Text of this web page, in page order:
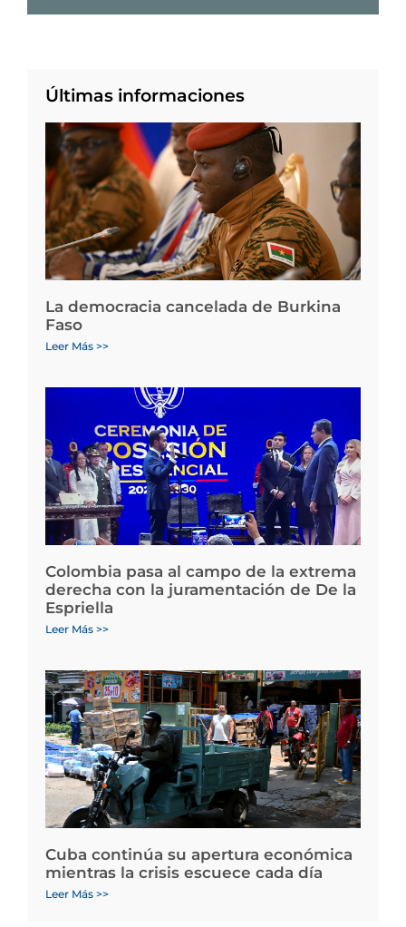
Últimas informaciones
La democracia cancelada de Burkina
Faso
Leer Más >>
Colombia pasa al campo de la extrema
derecha con la juramentación de De la
Espriella
Leer Más >>
Cuba continúa su apertura económica
mientras la crisis escuece cada día
Leer Más >>